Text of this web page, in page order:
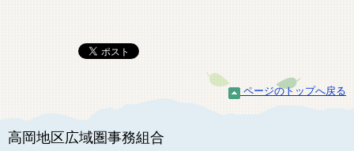
ページのトップへ戻る
高岡地区広域圏事務組合